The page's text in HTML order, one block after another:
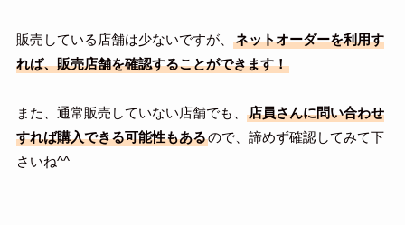
販売している店舗は少ないですが、
ネットオーダーを利用す
れば、販売店舗を確認することができます！
また、通常販売していない店舗でも、
店員さんに問い合わせ
すれば購入できる可能性もあるので、諦めず確認してみて下
さいね^^